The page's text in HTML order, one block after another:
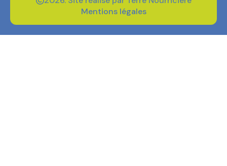
Mentions légales